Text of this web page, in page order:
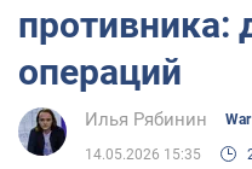
противника:
операций
Илья Рябинин War
14.05.2026 15:35